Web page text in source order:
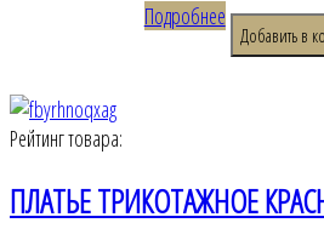
Подробнее
Рейтинг товара:
ПЛАТЬЕ ТРИКОТАЖНОЕ